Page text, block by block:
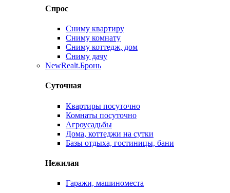
Спрос
Сниму квартиру
Сниму комнату
Сниму коттедж, дом
Сниму дачу
NewRealt.Бронь
Суточная
Квартиры посуточно
Комнаты посуточно
Агроусадьбы
Дома, коттеджи на сутки
Базы отдыха, гостиницы, бани
Нежилая
Гаражи, машиноместа